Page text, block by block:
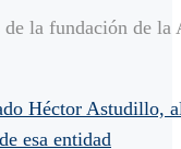
la fundación de